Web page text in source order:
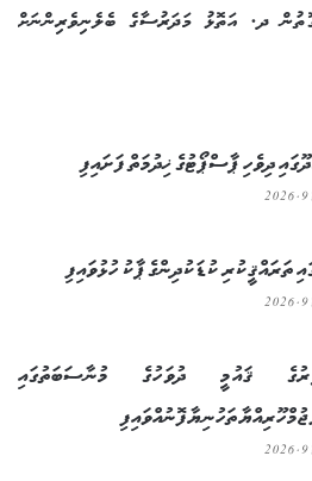
ދ. އަތޮޅު މަދަރުސާގެ ބެލެނިވެރިންނަށް
ދިވެހި ޕާސްޕޯޓުގެ ޚިދުމަތް ފަށައިފި
ތަރައްޤީކުރި ކުޑަކުދިންގެ ޕާކު ހުޅުވައިފި
ޤައުމީ ދުވަހުގެ މުނާސަބަތުގައި
ތަހުނިޔާ ފޮނުއްވައިފި